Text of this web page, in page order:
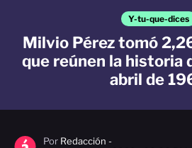
Y-tu-que-dices
Milvio Pérez tomó
que reúnen la historia
abril de
Por Redacción -